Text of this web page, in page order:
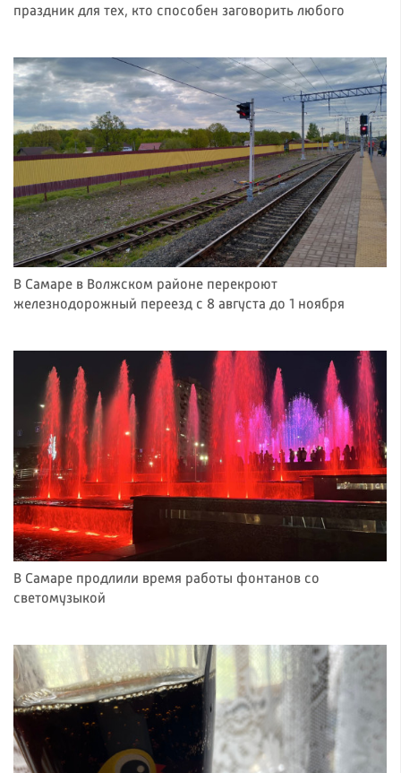
праздник для тех, кто способен заговорить любого
В Самаре в Волжском районе перекроют
железнодорожный переезд с 8 августа до 1 ноября
В Самаре продлили время работы фонтанов со
светомузыкой